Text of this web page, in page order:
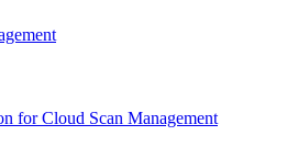
for Cloud Scan Management